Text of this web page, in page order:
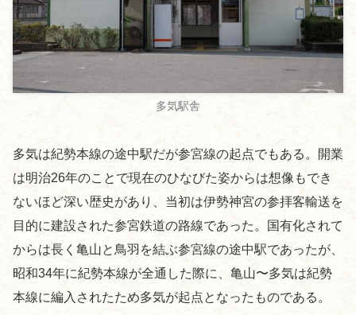
多気駅舎
多気は紀勢本線の途中駅だが参宮線の起点でもある。開業
は明治26年のことで現在のひなびた姿からは想像もでき
ないほど深い歴史があり、当初は伊勢神宮の参拝客輸送を
目的に建設された参宮鉄道の路線であった。国有化されて
からは長く亀山と鳥羽を結ぶ参宮線の途中駅であったが、
昭和34年に紀勢本線が全通した際に、亀山〜多気は紀勢
本線に編入されたため多気が起点となったものである。